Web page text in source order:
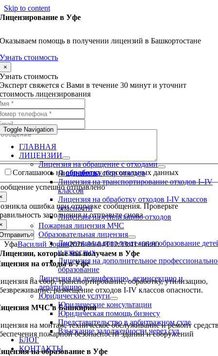
Skip to content
Toggle Navigation
ГЛАВНАЯ
ЛИЦЕНЗИИ
Лицензия на обращение с отходами
Лицензия на сбор отходов
Лицензия на транспортирование отходов I–IV
классов
Лицензия на обработку отходов I-IV классов
опасности
Лицензия на утилизацию отходов
Пожарная лицензия МЧС
Образовательная лицензия
Лицензия на дополнительное образование
и взрослых
Лицензия на дополнительное
образование
Лицензия на дезинфекцию, дезинсекцию и
дератизацию
Юридические услуги
Юридические консультации
Юридическая помощь бизнесу
Представительство в арбитражном суде
Взыскание задолженности через суд
БЛОГ
КОНТАКТЫ
Лицензирование в Уфе
Оказываем помощь в получении лицензий в Башкортостане
Узнать стоимость
×
Узнать стоимость
Эксперт свяжется с Вами в течение 30 минут и уточнит
стоимость лицензирования
Соглашаюсь наобработкуперсональных данных
успешно отправлено
ошибка при отправке сообщения. Проверьте
заполнения и отправьте снова.
УфаВасилий Зорин2026-06-04T12:33:41+06:00
Лицензии, которые мы получаем в Уфе
на отходы в Уфе
на сбор, транспортирование, обработку, утилизацию,
размещение отходов I-IV классов опасности.
МЧС в Башкирии
на монтаж, техническое обслуживание и ремонт
пожарной безопасности зданий и сооружений
на образование в Уфе